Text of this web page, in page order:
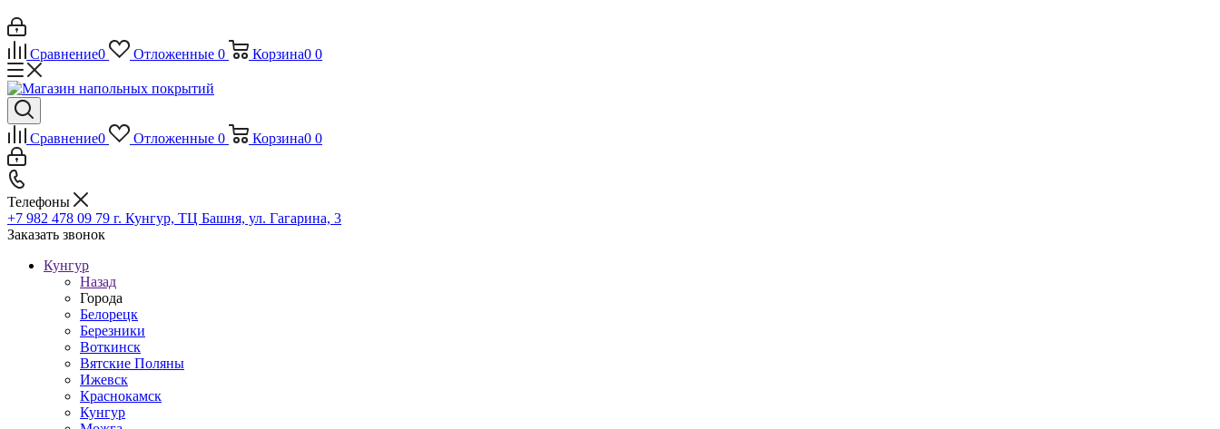
Сравнение0 Отложенные 0 Корзина0 0
Сравнение0 Отложенные 0 Корзина0 0
Телефоны
+7 982 478 09 79 г. Кунгур, ТЦ Башня, ул. Гагарина, 3
Заказать звонок
Кунгур
Назад
Города
Белорецк
Березники
Воткинск
Вятские Поляны
Ижевск
Краснокамск
Кунгур